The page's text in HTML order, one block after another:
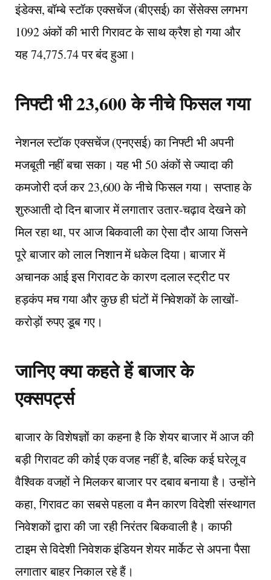
इंडेक्स, बॉम्बे स्टॉक एक्सचेंज (बीएसई) का सेंसेक्स लगभग
1092 अंकों की भारी गिरावट के साथ क्रैश हो गया और
यह 74,775.74 पर बंद हुआ।
निफ्टी भी 23,600 के नीचे फिसल गया
नेशनल स्टॉक एक्सचेंज (एनएसई) का निफ्टी भी अपनी
मजबूती नहीं बचा सका। यह भी 50 अंकों से ज्यादा की
कमजोरी दर्ज कर 23,600 के नीचे फिसल गया। सप्ताह के
शुरुआती दो दिन बाजार में लगातार उतार-चढ़ाव देखने को
मिल रहा था, पर आज बिकवाली का ऐसा दौर आया जिसने
पूरे बाजार को लाल निशान में धकेल दिया। बाजार में
अचानक आई इस गिरावट के कारण दलाल स्ट्रीट पर
हड़कंप मच गया और कुछ ही घंटों में निवेशकों के लाखों-
करोड़ों रुपए डूब गए।
जानिए क्या कहते हें बाजार के
एक्सपर्ट्स
बाजार के विशेषज्ञों का कहना है कि शेयर बाजार में आज की
बड़ी गिरावट की कोई एक वजह नहीं है, बल्कि कई घरेलू व
वैश्विक वजहों ने मिलकर बाजार पर दबाव बनाया है। उन्होंने
कहा, गिरावट का सबसे पहला व मैन कारण विदेशी संस्थागत
निवेशकों द्वारा की जा रही निरंतर बिकवाली है। काफी
टाइम से विदेशी निवेशक इंडियन शेयर मार्केट से अपना पैसा
लगातार बाहर निकाल रहे हैं।